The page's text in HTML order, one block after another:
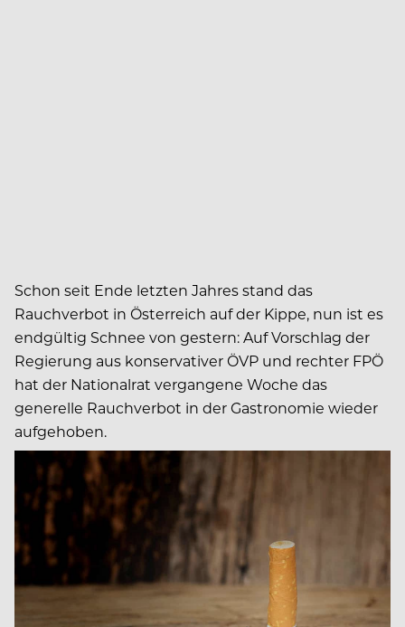
Schon seit Ende letzten Jahres stand das
Rauchverbot in Österreich auf der Kippe, nun ist es
endgültig Schnee von gestern: Auf Vorschlag der
Regierung aus konservativer ÖVP und rechter FPÖ
hat der Nationalrat vergangene Woche das
generelle Rauchverbot in der Gastronomie wieder
aufgehoben.